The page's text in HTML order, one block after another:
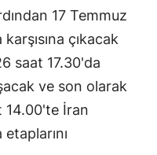
17 Temmuz
çıkacak
saat 17.30'da
ve son olarak
14.00'te İran